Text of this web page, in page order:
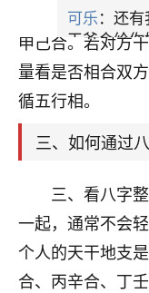
合：子丑合、寅
申己合。若对方
量看是否相合双
循五行相。
三、如何通过
三、看八字
一起，通常不会
个人的天干地支
合、丙辛合、丁
可乐：还
天爷会给
哪样不服
平安是福：
卦，认识老
17分钟前 来自
心若莲花
我是做餐饮
一家，要么
家底快败光了
回事？